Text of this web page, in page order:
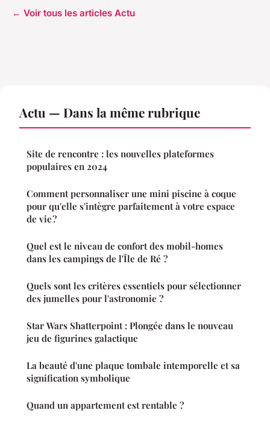
← Voir tous les articles Actu
Actu — Dans la même rubrique
Site de rencontre : les nouvelles plateformes
populaires en 2024
Comment personnaliser une mini piscine à coque
pour qu'elle s'intègre parfaitement à votre espace
de vie ?
Quel est le niveau de confort des mobil-homes
dans les campings de l'Île de Ré ?
Quels sont les critères essentiels pour sélectionner
des jumelles pour l'astronomie ?
Star Wars Shatterpoint : Plongée dans le nouveau
jeu de figurines galactique
La beauté d'une plaque tombale intemporelle et sa
signification symbolique
Quand un appartement est rentable ?